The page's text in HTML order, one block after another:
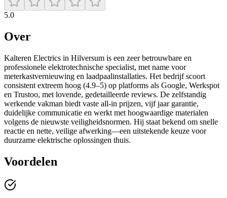
5.0
Over
Kalteren Electrics in Hilversum is een zeer betrouwbare en
professionele elektrotechnische specialist, met name voor
meterkastvernieuwing en laadpaalinstallaties. Het bedrijf scoort
consistent extreem hoog (4.9–5) op platforms als Google, Werkspot
en Trustoo, met lovende, gedetailleerde reviews. De zelfstandig
werkende vakman biedt vaste all‑in prijzen, vijf jaar garantie,
duidelijke communicatie en werkt met hoogwaardige materialen
volgens de nieuwste veiligheidsnormen. Hij staat bekend om snelle
reactie en nette, veilige afwerking—een uitstekende keuze voor
duurzame elektrische oplossingen thuis.
Voordelen